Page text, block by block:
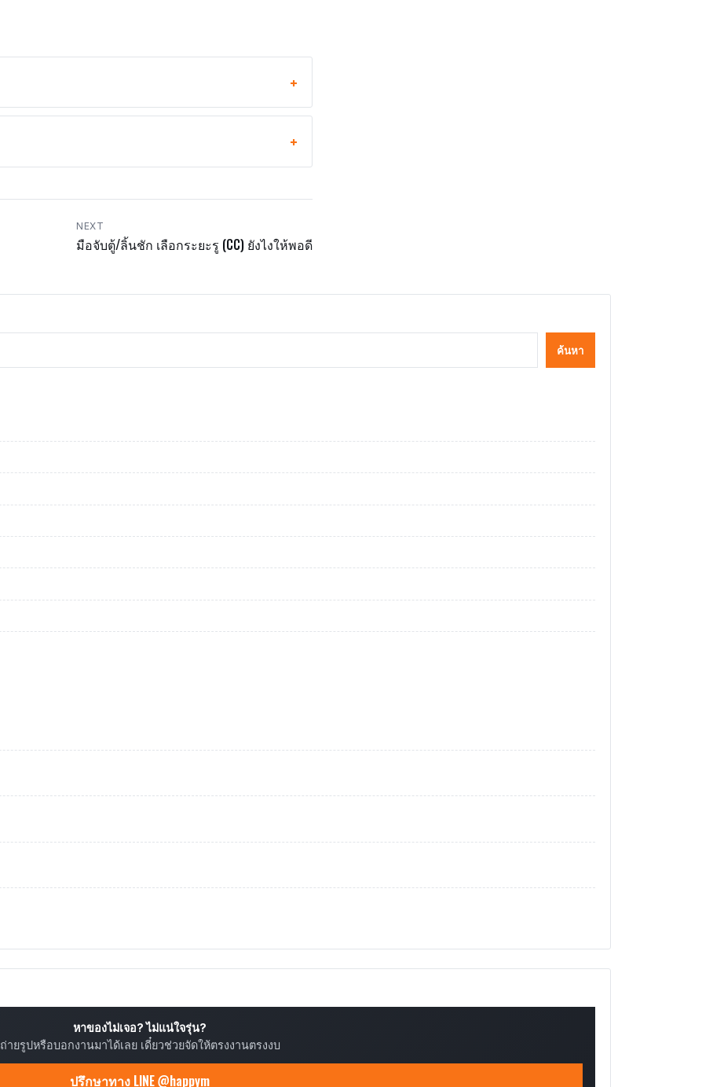
NEXT
มือจับตู้/ลิ้นชัก เลือกระยะรู (CC) ยังไงให้พอดี
ค้นหา
หาของไม่เจอ? ไม่แน่ใจรุ่น?
ถ่ายรูปหรือบอกงานมาได้เลย เดี๋ยวช่วยจัดให้ตรงงานตรงงบ
ปรึกษาทาง LINE @happym